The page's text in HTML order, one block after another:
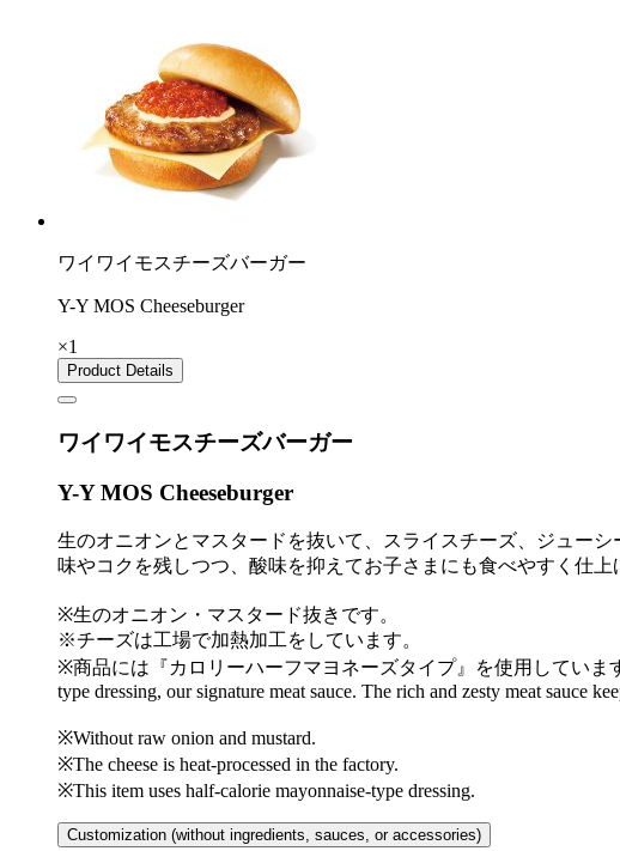
ワイワイモスチーズバーガー
Y-Y MOS Cheeseburger
×1
Product Details
ワイワイモスチーズバーガー
Y-Y MOS Cheeseburger
生のオニオンとマスタードを抜いて、スライスチーズ、ジュー
味やコクを残しつつ、酸味を抑えてお子さまにも食べやすく仕上
※生のオニオン・マスタード抜きです。
※チーズは工場で加熱加工をしています。
※商品には『カロリーハーフマヨネーズタイプ』を使用していま
type dressing, our signature meat sauce. The rich and zesty meat sauce
※Without raw onion and mustard.
※The cheese is heat-processed in the factory.
※This item uses half-calorie mayonnaise-type dressing.
Customization (without ingredients, sauces, or accessories)